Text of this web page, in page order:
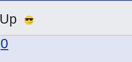
Up
0